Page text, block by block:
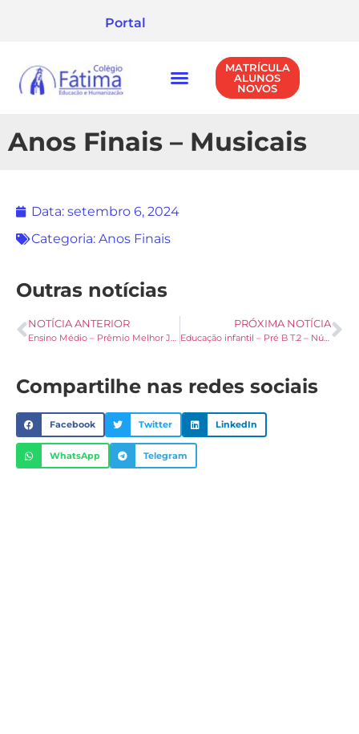
Portal
MATRÍCULA
ALUNOS
NOVOS
Anos Finais – Musicais
Data: setembro 6, 2024
Categoria: Anos Finais
Outras notícias
NOTÍCIA ANTERIOR
Ensino Médio – Prêmio Melhor Jogadora
PRÓXIMA NOTÍCIA
Educação infantil – Pré B T.2 – Números e quantidades.
Compartilhe nas redes sociais
Facebook Twitter LinkedIn
WhatsApp Telegram